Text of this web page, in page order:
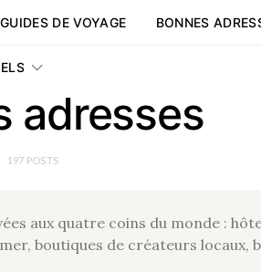
GUIDES DE VOYAGE BONNES
adresses
197 POSTS
aux quatre coins du monde :
boutiques de créateurs locaux,